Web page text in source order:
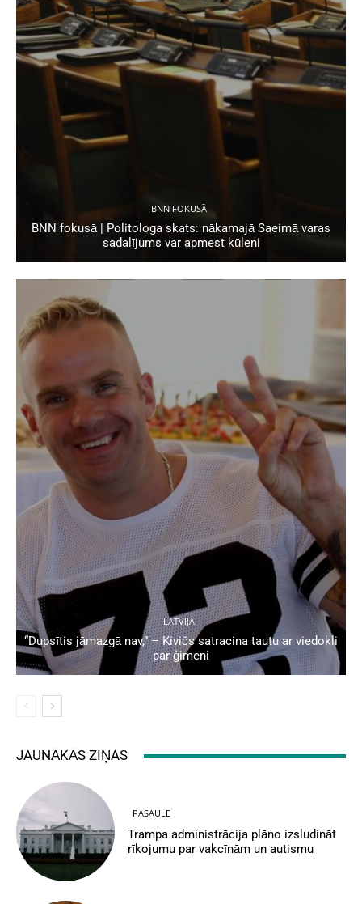
BNN FOKUSĀ
BNN fokusā | Politologa skats: nākamajā Saeimā varas
sadalījums var apmest kūleni
LATVIJA
“Dupsītis jāmazgā nav,” – Kivičs satracina tautu ar viedokli
par ģimeni
JAUNĀKĀS ZIŅAS
PASAULĒ
Trampa administrācija plāno izsludināt
rīkojumu par vakcīnām un autismu